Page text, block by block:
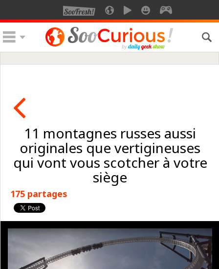
11 montagnes russes aussi
originales que vertigineuses
qui vont vous scotcher à votre
siège
175 partages